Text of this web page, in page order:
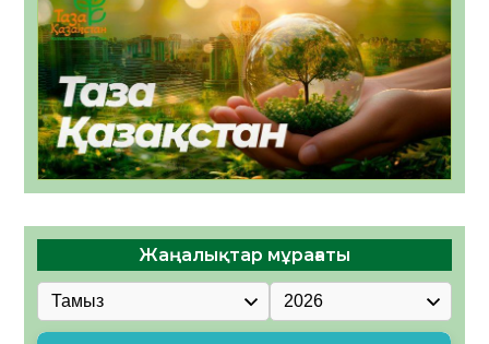
Жаңалықтар мұрағаты